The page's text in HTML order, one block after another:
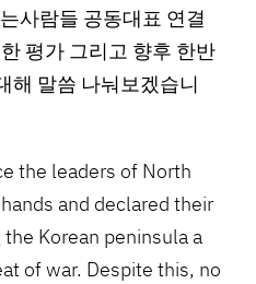
사람들 공동대표 연결
평가 그리고 향후 한반
해 말씀 나눠보겠습니
the leaders of North
and declared their
Korean peninsula a
of war. Despite this, no